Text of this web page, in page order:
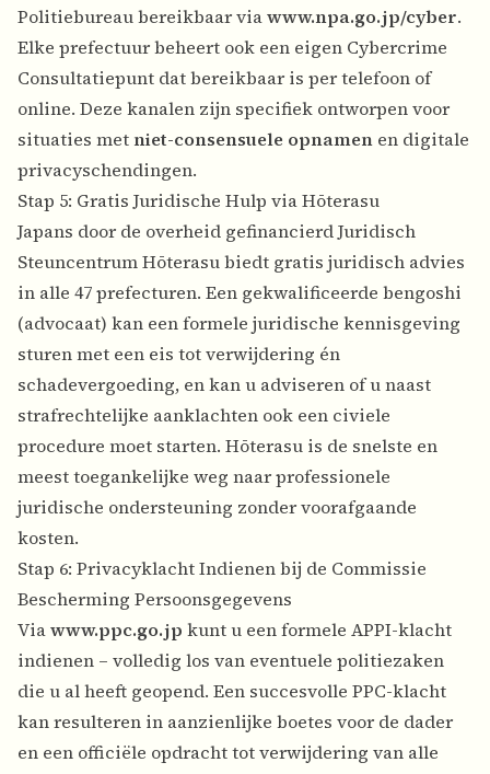
Politiebureau bereikbaar viawww.npa.go.jp/cyber.
Elke prefectuur beheert ook een eigen Cybercrime
Consultatiepunt dat bereikbaar is per telefoon of
online. Deze kanalen zijn specifiek ontworpen voor
situaties met niet-consensuele opnamen en digitale
privacyschendingen.
Stap 5: Gratis Juridische Hulp via Hōterasu
Japans door de overheid gefinancierd Juridisch
Steuncentrum Hōterasu biedt gratis juridisch advies
in alle 47 prefecturen. Een gekwalificeerde bengoshi
(advocaat) kan een formele juridische kennisgeving
sturen met een eis tot verwijdering én
schadevergoeding, en kan u adviseren of u naast
strafrechtelijke aanklachten ook een civiele
procedure moet starten. Hōterasu is de snelste en
meest toegankelijke weg naar professionele
juridische ondersteuning zonder voorafgaande
kosten.
Stap 6: Privacyklacht Indienen bij de Commissie
Bescherming Persoonsgegevens
Viawww.ppc.go.jp kunt u een formele APPI-klacht
indienen – volledig los van eventuele politiezaken
die u al heeft geopend. Een succesvolle PPC-klacht
kan resulteren in aanzienlijke boetes voor de dader
en een officiële opdracht tot verwijdering van alle